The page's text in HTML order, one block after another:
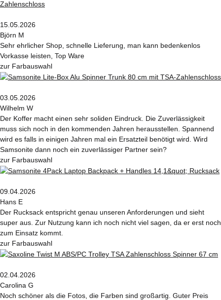
15.05.2026
Björn M
Sehr ehrlicher Shop, schnelle Lieferung, man kann bedenkenlos
Vorkasse leisten, Top Ware
zur Farbauswahl
03.05.2026
Wilhelm W
Der Koffer macht einen sehr soliden Eindruck. Die Zuverlässigkeit
muss sich noch in den kommenden Jahren herausstellen. Spannend
wird es falls in einigen Jahren mal ein Ersatzteil benötigt wird. Wird
Samsonite dann noch ein zuverlässiger Partner sein?
zur Farbauswahl
09.04.2026
Hans E
Der Rucksack entspricht genau unseren Anforderungen und sieht
super aus. Zur Nutzung kann ich noch nicht viel sagen, da er erst noch
zum Einsatz kommt.
zur Farbauswahl
02.04.2026
Carolina G
Noch schöner als die Fotos, die Farben sind großartig. Guter Preis